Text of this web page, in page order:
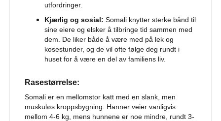
e
b
r
utfordringer.
Kjærlig og sosial: Somali knytter sterke bånd til
sine eiere og elsker å tilbringe tid sammen med
dem. De liker både å være med på lek og
kosestunder, og de vil ofte følge deg rundt i
huset for å være en del av familiens liv.
Rasestørrelse:
Somali er en mellomstor katt med en slank, men
muskuløs kroppsbygning. Hanner veier vanligvis
mellom 4-6 kg, mens hunnene er noe mindre, rundt 3-